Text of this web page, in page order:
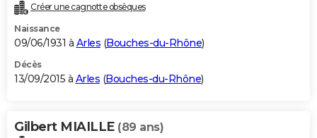
Créer une cagnotte obsèques
Naissance
09/06/1931 à Arles (Bouches-du-Rhône)
Décès
13/09/2015 à Arles (Bouches-du-Rhône)
Gilbert MIAILLE (89 ans)